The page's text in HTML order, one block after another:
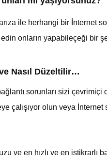
ile herhangi bir İnternet
onların yapabileçeği bir
Nasıl Düzeltilir…
sorunları sizi
çalışıyor olun veya
ve en hızlı ve en